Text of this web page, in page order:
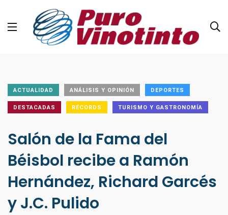
ACTUALIDAD ANÁLISIS Y OPINIÓN DEPORTES
DESTACADAS RÉCORDS TURISMO Y GASTRONOMÍA
Salón de la Fama del
Béisbol recibe a Ramón
Hernández, Richard Garcés
y J.C. Pulido